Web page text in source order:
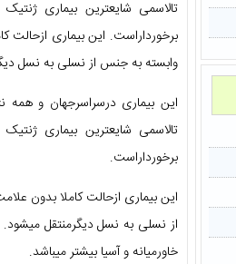
برخورداراست. این بیماری
وابسته به جنس از نسلی به نسل
این بیماری درسراسرجهان و همه
برخورداراست.
این بیماری ازحالت کاملا بدون
از نسلی به نسل دیگرمنتقل
خاورمیانه و آسیا بیشتر میباشد.